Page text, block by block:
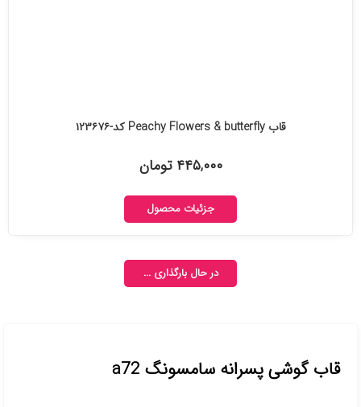
قاب Peachy Flowers & butterfly کد-۱۲۳۶۷۶
۴۴۵,۰۰۰ تومان
جزئیات محصول
در حال بارگذاری ...
قاب گوشی پسرانه سامسونگ a72